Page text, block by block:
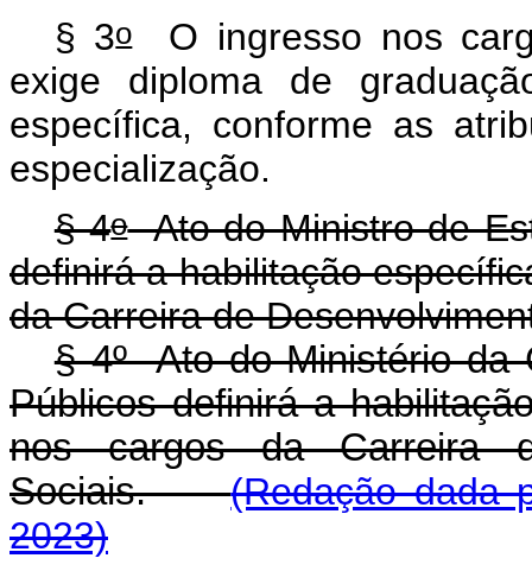
§ 3oO ingresso nos
exige diploma de
específica, conforme as
especialização.
§ 4oAto do Ministro de
definirá a habilitação
da Carreira de
§ 4º Ato do Ministério da
Públicos definirá a
nos cargos da Carreira
Sociais.(Redação dada
2023)